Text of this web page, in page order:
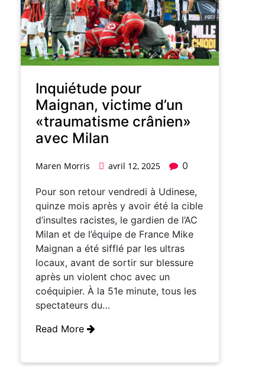
Inquiétude pour
Maignan, victime d’un
«traumatisme crânien»
avec Milan
Maren Morris avril 12, 2025 0
Pour son retour vendredi à Udinese,
quinze mois après y avoir été la cible
d’insultes racistes, le gardien de l’AC
Milan et de l’équipe de France Mike
Maignan a été sifflé par les ultras
locaux, avant de sortir sur blessure
après un violent choc avec un
coéquipier. À la 51e minute, tous les
spectateurs du…
Read More